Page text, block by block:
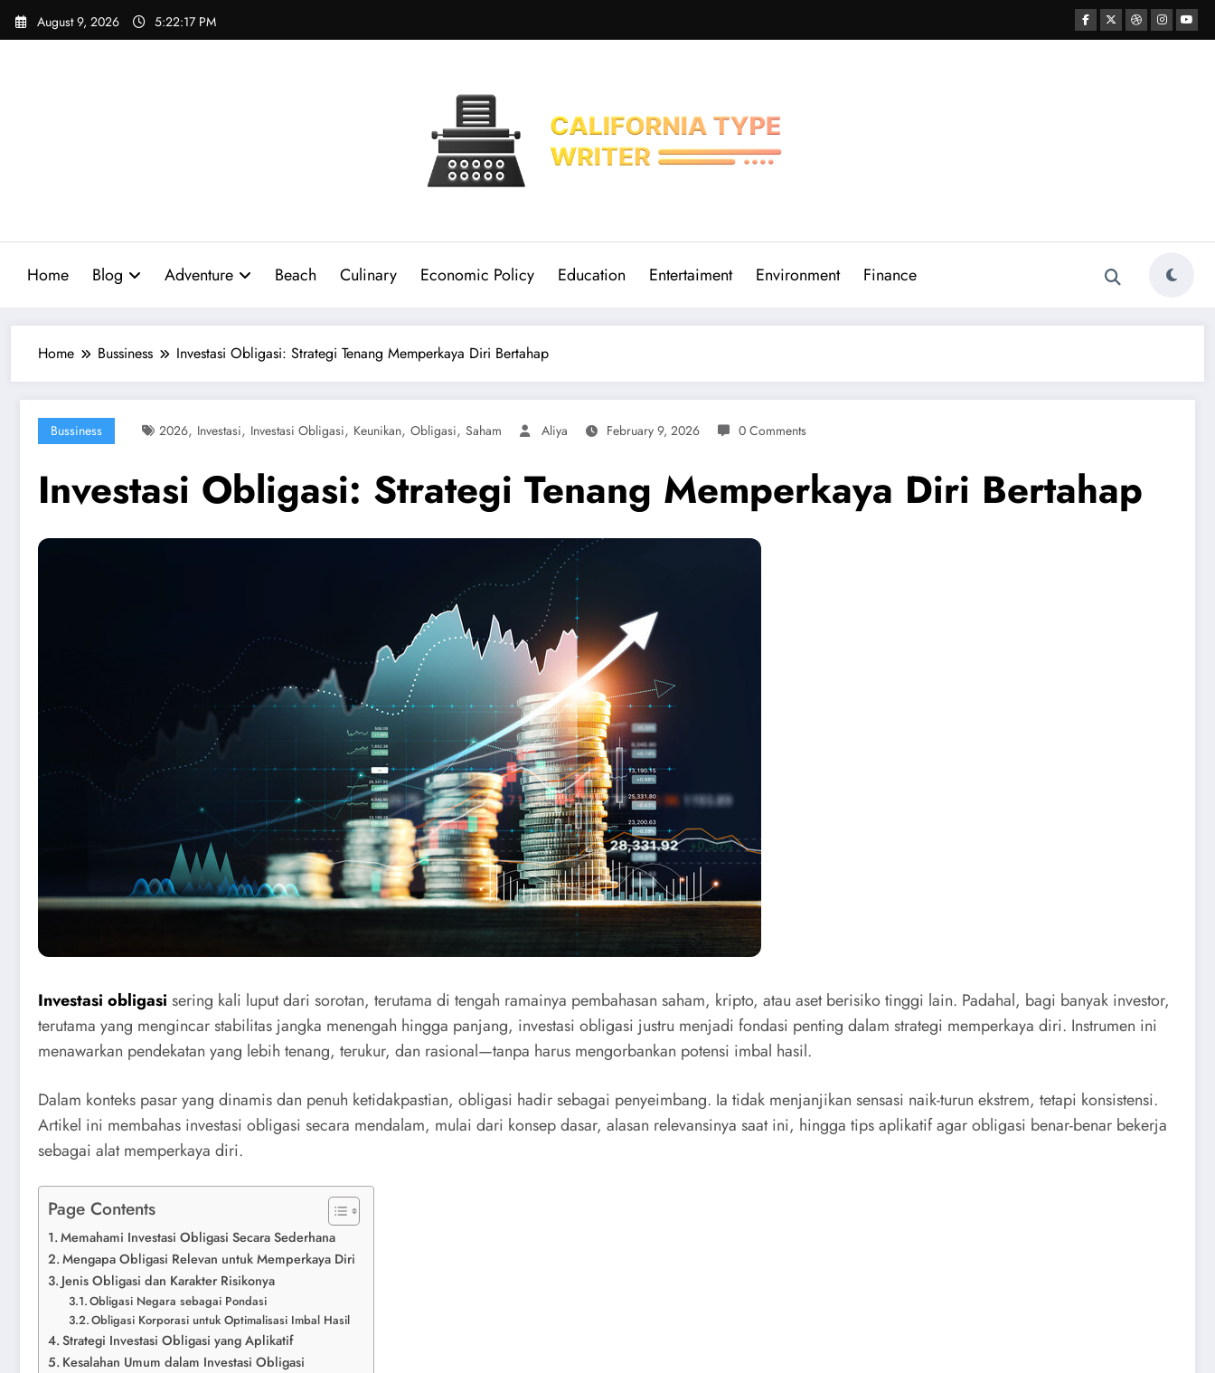
Skip
August 9, 2026 5:22:18 PM
Home Blog Adventure Beach Culinary Economic Policy Education Entertaiment Environment Finance
Home Bussiness Investasi Obligasi: Strategi Tenang Memperkaya Diri Bertahap
Bussiness 2026, Investasi, Investasi Obligasi, Keunikan, Obligasi, Saham Aliya February 9, 2026 0 Comments
Investasi Obligasi: Strategi Tenang Memperkaya Diri Bertahap
Investasi obligasi sering kali luput dari sorotan, terutama di tengah ramainya pembahasan saham, kripto, atau aset berisiko tinggi lain. Padahal, bagi banyak investor,
terutama yang mengincar stabilitas jangka menengah hingga panjang, investasi obligasi justru menjadi fondasi penting dalam strategi memperkaya diri. Instrumen ini
menawarkan pendekatan yang lebih tenang, terukur, dan rasional—tanpa harus mengorbankan potensi imbal hasil.
Dalam konteks pasar yang dinamis dan penuh ketidakpastian, obligasi hadir sebagai penyeimbang. Ia tidak menjanjikan sensasi naik-turun ekstrem, tetapi konsistensi.
Artikel ini membahas investasi obligasi secara mendalam, mulai dari konsep dasar, alasan relevansinya saat ini, hingga tips aplikatif agar obligasi benar-benar bekerja
sebagai alat memperkaya diri.
Page Contents
Memahami Investasi Obligasi Secara Sederhana
Mengapa Obligasi Relevan untuk Memperkaya Diri
Jenis Obligasi dan Karakter Risikonya
Obligasi Negara sebagai Pondasi
Obligasi Korporasi untuk Optimalisasi Imbal Hasil
Strategi Investasi Obligasi yang Aplikatif
Kesalahan Umum dalam Investasi Obligasi